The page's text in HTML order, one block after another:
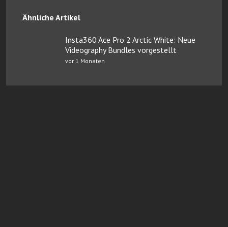
Ähnliche Artikel
Insta360 Ace Pro 2 Arctic White: Neue
Videography Bundles vorgestellt
vor 1 Monaten